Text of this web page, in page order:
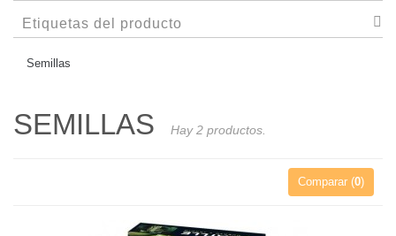
Etiquetas del producto
Semillas
SEMILLAS Hay 2 productos.
Comparar (0)